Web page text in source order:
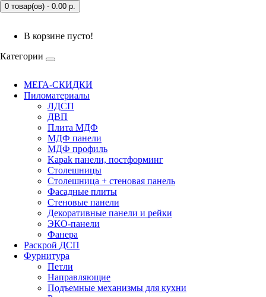
0 товар(ов) - 0.00 р.
В корзине пусто!
Категории
МЕГА-СКИДКИ
Пиломатериалы
ЛДСП
ДВП
Плита МДФ
МДФ панели
МДФ профиль
Kapak панели, постформинг
Столешницы
Столешница + стеновая панель
Фасадные плиты
Стеновые панели
Декоративные панели и рейки
ЭКО-панели
Фанера
Раскрой ДСП
Фурнитура
Петли
Направляющие
Подъемные механизмы для кухни